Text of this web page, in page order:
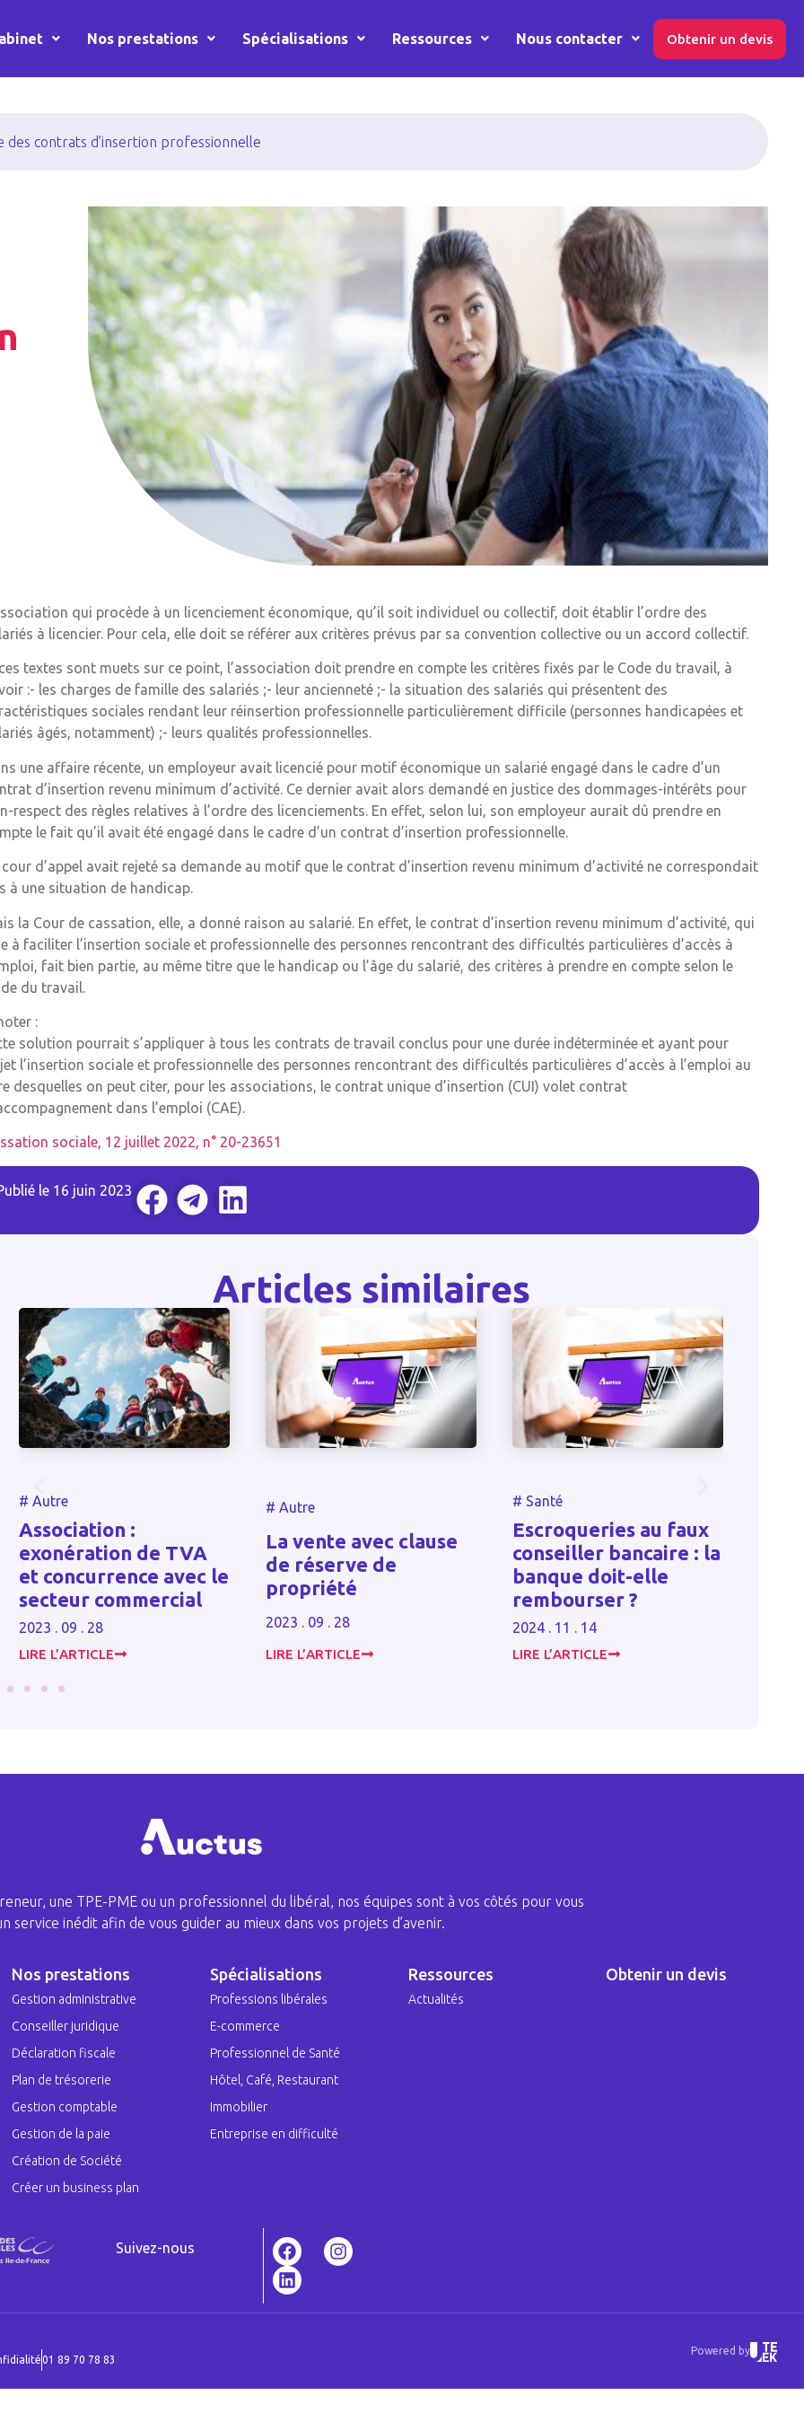
Nos prestations Spécialisations Ressources Nous contacter Obtenir un devis
des contrats d’insertion professionnelle
qui procède à un licenciement économique, qu’il soit individuel ou collectif, doit établir l’ordre des
à licencier. Pour cela, elle doit se référer aux critères prévus par sa convention collective ou un accord collectif.
textes sont muets sur ce point, l’association doit prendre en compte les critères fixés par le Code du travail, à
:- les charges de famille des salariés ;- leur ancienneté ;- la situation des salariés qui présentent des
sociales rendant leur réinsertion professionnelle particulièrement difficile (personnes handicapées et
âgés, notamment) ;- leurs qualités professionnelles.
une affaire récente, un employeur avait licencié pour motif économique un salarié engagé dans le cadre d’un
d’insertion revenu minimum d’activité. Ce dernier avait alors demandé en justice des dommages-intérêts pour
respect des règles relatives à l’ordre des licenciements. En effet, selon lui, son employeur aurait dû prendre en
le fait qu’il avait été engagé dans le cadre d’un contrat d’insertion professionnelle.
cour d’appel avait rejeté sa demande au motif que le contrat d’insertion revenu minimum d’activité ne correspondait
à une situation de handicap.
la Cour de cassation, elle, a donné raison au salarié. En effet, le contrat d’insertion revenu minimum d’activité, qui
à faciliter l’insertion sociale et professionnelle des personnes rencontrant des difficultés particulières d’accès à
fait bien partie, au même titre que le handicap ou l’âge du salarié, des critères à prendre en compte selon le
du travail.
:
solution pourrait s’appliquer à tous les contrats de travail conclus pour une durée indéterminée et ayant pour
l’insertion sociale et professionnelle des personnes rencontrant des difficultés particulières d’accès à l’emploi au
desquelles on peut citer, pour les associations, le contrat unique d’insertion (CUI) volet contrat
dans l’emploi (CAE).
sociale, 12 juillet 2022, n° 20-23651
le 16 juin 2023
Articles similaires
:
de TVA
avec le
commercial
. 09 . 28
La vente avec clause
de réserve de
propriété
2023 . 09 . 28
LIRE L’ARTICLE
Escroqueries au faux
conseiller bancaire : la
banque doit-elle
rembourser ?
2024 . 11 . 14
LIRE L’ARTICLE
une TPE-PME ou un professionnel du libéral, nos équipes sont à vos côtés pour vous
service inédit afin de vous guider au mieux dans vos projets d’avenir.
Nos prestations
Gestion administrative
Conseiller juridique
Déclaration fiscale
Plan de trésorerie
Gestion comptable
Gestion de la paie
Création de Société
Créer un business plan
Spécialisations
Professions libérales
E-commerce
Professionnel de Santé
Hôtel, Café, Restaurant
Immobilier
Entreprise en difficulté
Ressources
Actualités
Obtenir un devis
Suivez-nous
01 89 70 78 83
Powered by